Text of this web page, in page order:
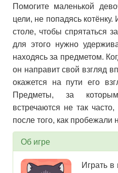
Помогите маленькой
цели, не попадясь
столе, чтобы спрятаться
для этого нужно
находясь за предметом.
он направит свой взгляд
окажется на пути его
Предметы, за
встречаются не так
после того, как пробежали
Об игре
Играть в